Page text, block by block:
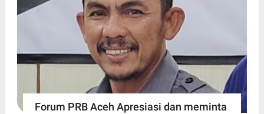
Forum PRB Aceh Apresiasi dan meminta